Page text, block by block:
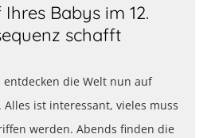
Babys im 12.
schafft
entdecken die Welt nun auf
ist interessant, vieles muss
werden. Abends finden die